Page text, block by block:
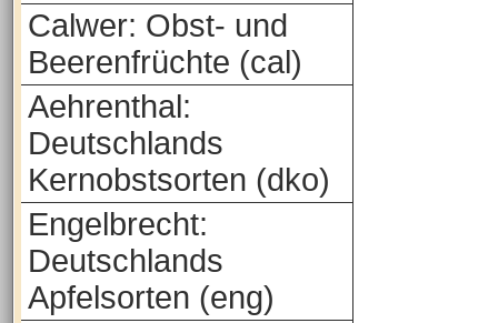
Calwer: Obst- und
Beerenfrüchte (cal)
Aehrenthal:
Deutschlands
Kernobstsorten (dko)
Engelbrecht:
Deutschlands
Apfelsorten (eng)